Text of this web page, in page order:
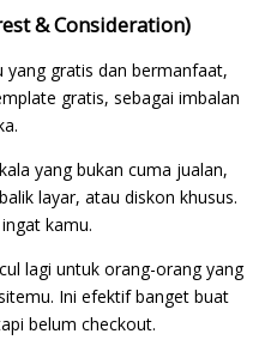
& Consideration)
yang gratis dan bermanfaat,
gratis, sebagai imbalan
yang bukan cuma jualan,
layar, atau diskon khusus.
kamu.
lagi untuk orang-orang yang
Ini efektif banget buat
belum checkout.